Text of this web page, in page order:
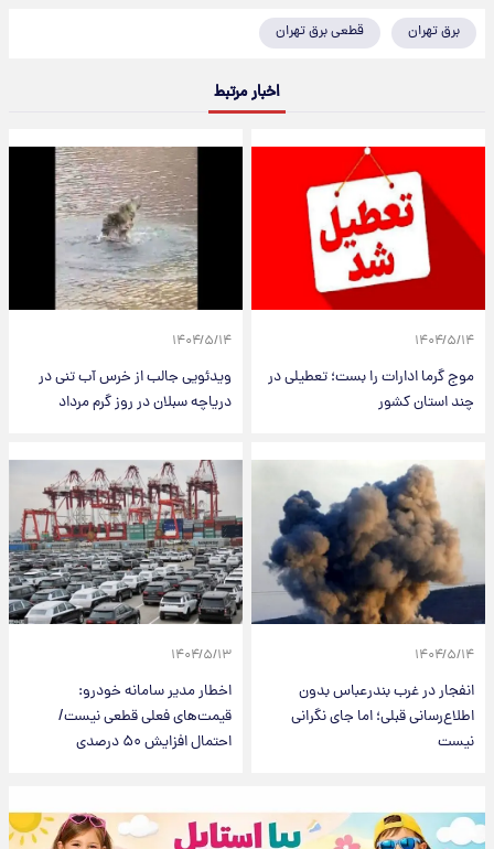
برق تهران قطعی برق تهران
اخبار مرتبط
۱۴۰۴/۵/۱۴
موج گرما ادارات را بست؛ تعطیلی در
چند استان کشور
۱۴۰۴/۵/۱۴
ویدئویی جالب از خرس آب تنی در
دریاچه سبلان در روز گرم مرداد
۱۴۰۴/۵/۱۴
انفجار در غرب بندرعباس بدون
اطلاع‌رسانی قبلی؛ اما جای نگرانی
نیست
۱۴۰۴/۵/۱۳
اخطار مدیر سامانه خودرو:
قیمت‌های فعلی قطعی نیست/
احتمال افزایش ۵۰ درصدی